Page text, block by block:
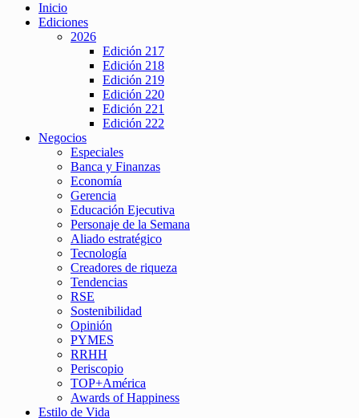
Inicio
Ediciones
2026
Edición 217
Edición 218
Edición 219
Edición 220
Edición 221
Edición 222
Negocios
Especiales
Banca y Finanzas
Economía
Gerencia
Educación Ejecutiva
Personaje de la Semana
Aliado estratégico
Tecnología
Creadores de riqueza
Tendencias
RSE
Sostenibilidad
Opinión
PYMES
RRHH
Periscopio
TOP+América
Awards of Happiness
Estilo de Vida